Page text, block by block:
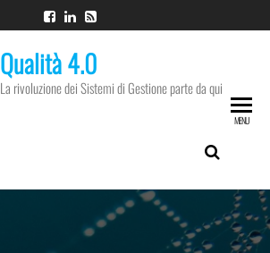
Qualità 4.0
La rivoluzione dei Sistemi di Gestione parte da qui
MENU